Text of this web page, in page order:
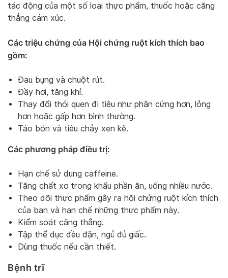
tác động của một số loại thực phẩm, thuốc hoặc căng
thẳng cảm xúc.
Các triệu chứng của Hội chứng ruột kích thích bao
gồm:
Đau bụng và chuột rút.
Đầy hơi, tăng khí.
Thay đổi thói quen đi tiêu như phân cứng hơn, lỏng
hơn hoặc gấp hơn bình thường.
Táo bón và tiêu chảy xen kẽ.
Các phương pháp điều trị:
Hạn chế sử dụng caffeine.
Tăng chất xơ trong khẩu phần ăn, uống nhiều nước.
Theo dõi thực phẩm gây ra hội chứng ruột kích thích
của bạn và hạn chế những thực phẩm này.
Kiểm soát căng thẳng.
Tập thể dục đều đặn, ngủ đủ giấc.
Dùng thuốc nếu cần thiết.
Bệnh trĩ